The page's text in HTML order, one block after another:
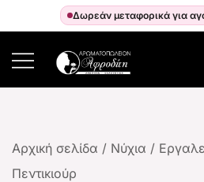
Δωρεάν μεταφορικά για
Αρχική σελίδα / Νύχια /
Πεντικιούρ